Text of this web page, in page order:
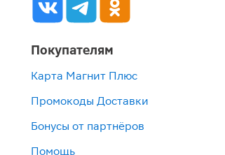
Покупателям
Карта Магнит Плюс
Промокоды Доставки
Бонусы от партнёров
Помощь